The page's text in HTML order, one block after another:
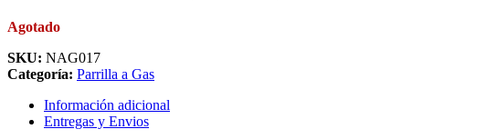
Agotado
SKU: NAG017
Categoría: Parrilla a Gas
Información adicional
Entregas y Envios